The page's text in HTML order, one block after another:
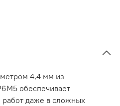
4,4 мм из
обеспечивает
даже в сложных